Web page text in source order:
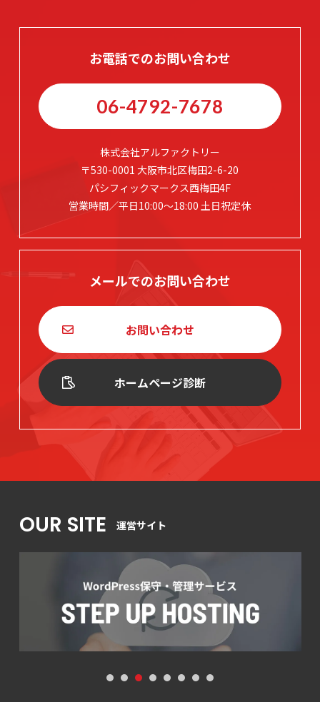
お電話でのお問い合わせ
06-4792-7678
株式会社アルファクトリー
〒530-0001 大阪市北区梅田2-6-20
パシフィックマークス西梅田4F
営業時間／平日10:00～18:00 土日祝定休
メールでのお問い合わせ
お問い合わせ
ホームページ診断
OUR SITE 運営サイト
1 2 3 4 5 6 7 8